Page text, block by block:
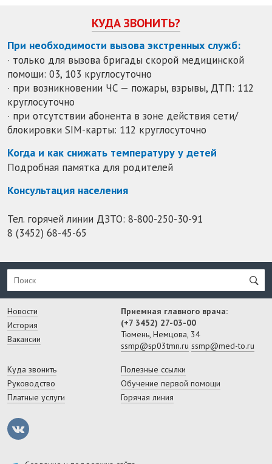
КУДА ЗВОНИТЬ?
При необходимости вызова экстренных служб:
· только для вызова бригады скорой медицинской
помощи: 03, 103 круглосуточно
· при возникновении ЧС — пожары, взрывы, ДТП: 112
круглосуточно
· при отсутствии абонента в зоне действия сети/
блокировки SIM-карты: 112 круглосуточно
Когда и как снижать температуру у детей
Подробная памятка для родителей
Консультация населения
Тел. горячей линии ДЗТО: 8-800-250-30-91
8 (3452) 68-45-65
Новости
История
Вакансии
Приемная главного врача:
(+7 3452) 27-03-00
Тюмень, Немцова, 34
ssmp@sp03tmn.ru ssmp@med-to.ru
Куда звонить
Руководство
Платные услуги
Полезные ссылки
Обучение первой помощи
Горячая линия